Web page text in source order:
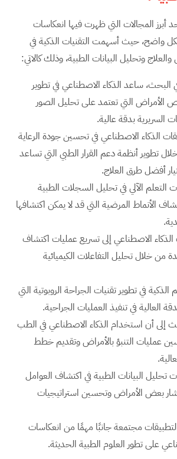
أبرز المجالات التي ظهرت فيها انعكاسات
واضح، حيث أسهمت التقنيات الذكية في
وتحليل البيانات الطبية، وذلك كالاتي:
البحث، ساعد الذكاء الاصطناعي في تطوير
التي تعتمد على تحليل الصور
السريرية بدقة عالية.
الذكاء الاصطناعي في تحسين جودة الرعاية
تطوير أنظمة دعم القرار الطبي التي تساعد
أفضل طرق العلاج.
التعلم الآلي في تحليل السجلات الطبية
الأنماط المرضية التي قد لا يمكن اكتشافها
الاصطناعي إلى تسريع عمليات اكتشاف
من خلال تحليل التفاعلات الكيميائية
في تطوير تقنيات الجراحة الروبوتية التي
العالية في تنفيذ العمليات الجراحية.
إلى أن استخدام الذكاء الاصطناعي في الطب
عمليات التنبؤ بالأمراض وتقديم خطط
تحليل البيانات الطبية في اكتشاف العوامل
بعض الأمراض وتحسين استراتيجيات
مجتمعة جانبًا مهمًا من انعكاسات
على تطور العلوم الطبية الحديثة.